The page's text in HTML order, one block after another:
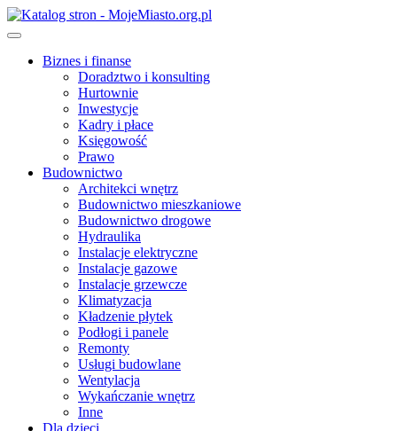
Skip
to
Biznes i finanse
Doradztwo i konsulting
Hurtownie
Inwestycje
Kadry i płace
Księgowość
Prawo
Budownictwo
Architekci wnętrz
Budownictwo mieszkaniowe
Budownictwo drogowe
Hydraulika
Instalacje elektryczne
Instalacje gazowe
Instalacje grzewcze
Klimatyzacja
Kładzenie płytek
Podłogi i panele
Remonty
Usługi budowlane
Wentylacja
Wykańczanie wnętrz
Inne
Dla dzieci